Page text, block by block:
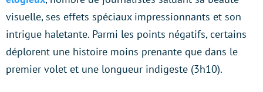
visuelle, ses effets spéciaux impressionnants et son
intrigue haletante. Parmi les points négatifs, certains
déplorent une histoire moins prenante que dans le
premier volet et une longueur indigeste (3h10).